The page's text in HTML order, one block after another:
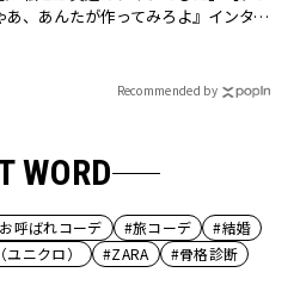
あ、あんたが作ってみろよ』インタビ
Recommended by
WORD
呼ばれコーデ #旅コーデ
#結婚
ニクロ） #ZARA #骨格診断